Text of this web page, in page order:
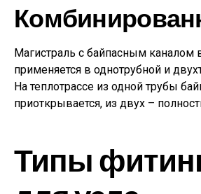
Магистраль с байпасным каналом
применяется в однотрубной и
На теплотрассе из одной трубы
приоткрывается, из двух –
Типы